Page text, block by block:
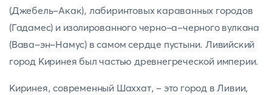
(Джебель-Акак), лабиринтовых караванных городов
(Гадамес) и изолированного черно-а-черного вулкана
(Вава-эн-Намус) в самом сердце пустыни. Ливийский
город Киринея был частью древнегреческой империи.
Киринея, современный Шаххат, - это город в Ливии,